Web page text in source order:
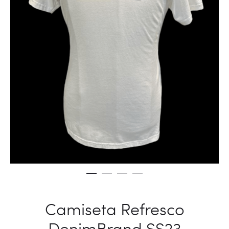
Camiseta Refresco